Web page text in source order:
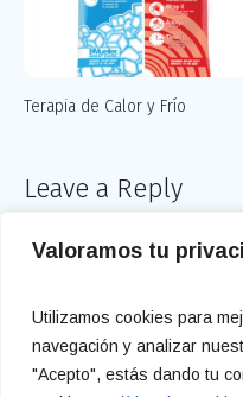
Valoramos tu
Utilizamos cookies para
navegación y analizar
"Acepto", estás dando tu
Terapia de Calor y Frío
Leave a Reply
You must belogged into